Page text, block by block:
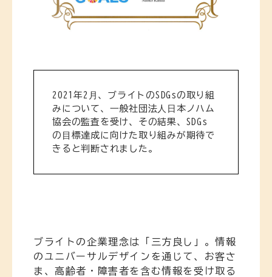
2021年2⽉、ブライトのSDGsの取り組
みについて、⼀般社団法⼈⽇本ノハム
協会の監査を受け、その結果、SDGs
の⽬標達成に向けた取り組みが期待で
きると判断されました。
ブライトの企業理念は「三方良し」。情報
のユニバーサルデザインを通じて、お客さ
ま、高齢者・障害者を含む情報を受け取る